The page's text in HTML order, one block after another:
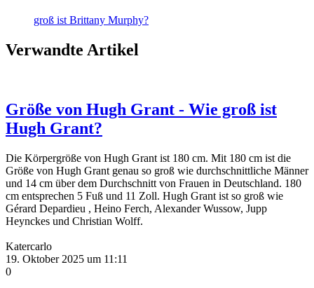
groß ist Brittany Murphy?
Verwandte Artikel
Größe von Hugh Grant - Wie groß ist
Hugh Grant?
Die Körpergröße von Hugh Grant ist 180 cm. Mit 180 cm ist die
Größe von Hugh Grant genau so groß wie durchschnittliche Männer
und 14 cm über dem Durchschnitt von Frauen in Deutschland. 180
cm entsprechen 5 Fuß und 11 Zoll. Hugh Grant ist so groß wie
Gérard Depardieu , Heino Ferch, Alexander Wussow, Jupp
Heynckes und Christian Wolff.
Katercarlo
19. Oktober 2025 um 11:11
0